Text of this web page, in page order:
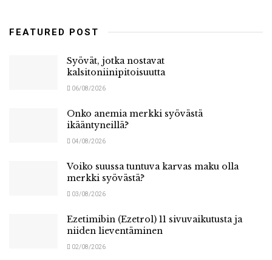
FEATURED POST
Syövät, jotka nostavat
kalsitoniinipitoisuutta
06/08/2026
Onko anemia merkki syövästä
ikääntyneillä?
04/08/2026
Voiko suussa tuntuva karvas maku olla
merkki syövästä?
03/08/2026
Ezetimibin (Ezetrol) 11 sivuvaikutusta ja
niiden lieventäminen
02/08/2026